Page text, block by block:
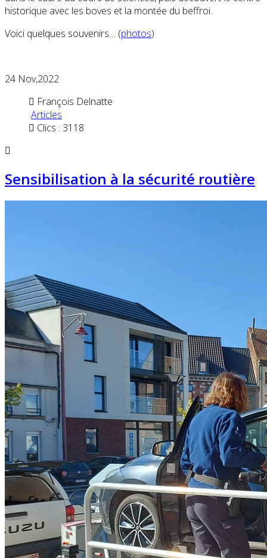
historique avec les boves et la montée du beffroi.
Voici quelques souvenirs… (photos)
24 Nov,2022
François Delnatte
Articles
Clics : 3118
Sensibilisation à la sécurité routière